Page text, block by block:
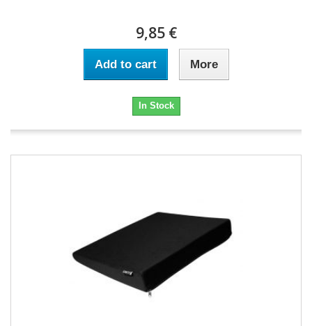
9,85 €
Add to cart More
In Stock